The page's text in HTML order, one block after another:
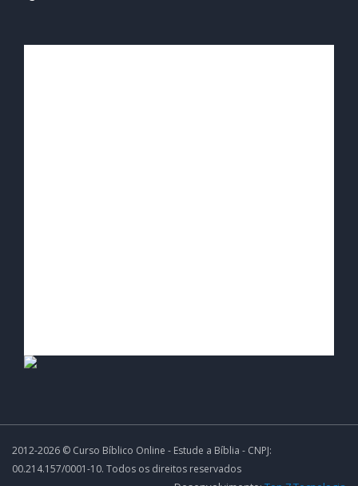
2012-2026 © Curso Bíblico Online - Estude a Bíblia - CNPJ:
00.214.157/0001-10. Todos os direitos reservados